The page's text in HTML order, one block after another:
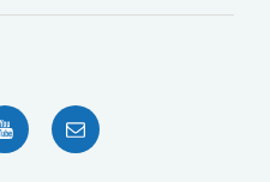
YouTubeE-
Mail